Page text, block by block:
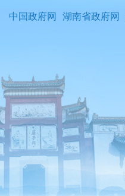
中国政府网 湖南省政府网